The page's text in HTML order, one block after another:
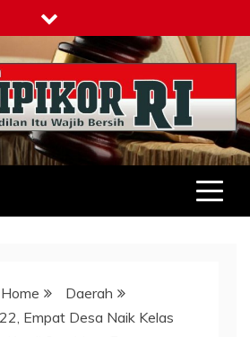
Home
Daerah
Empat Desa Naik Kelas